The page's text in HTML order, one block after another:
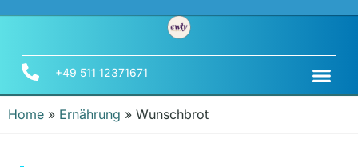
+49 511 12371671
Home » Ernährung » Wunschbrot